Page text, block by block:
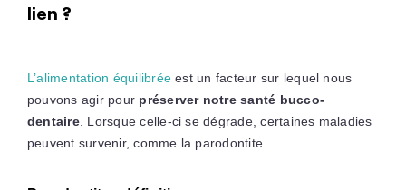
lien ?
L’alimentation équilibréeest un facteur sur lequel nous
pouvons agir pour préserver notre santé bucco-
dentaire. Lorsque celle-ci se dégrade, certaines maladies
peuvent survenir, comme la parodontite.